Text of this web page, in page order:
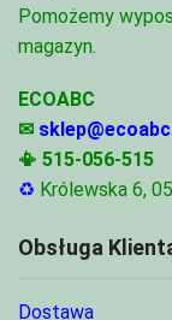
Pomożemy
magazyn.
ECOABC
✉
📳 515-056-515
♻ Królewska 6,
Obsługa
Dostawa